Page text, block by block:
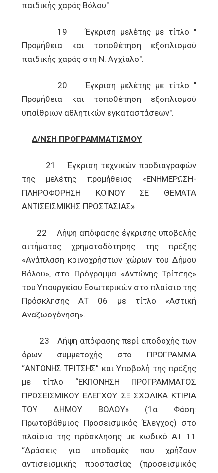
παιδικής χαράς Βόλου"
19 Έγκριση μελέτης με τίτλο "
Προμήθεια και τοποθέτηση εξοπλισμού
παιδικής χαράς στη Ν. Αγχίαλο".
20 Έγκριση μελέτης με τίτλο "
Προμήθεια και τοποθέτηση εξοπλισμού
υπαίθριων αθλητικών εγκαταστάσεων".
Δ/ΝΣΗ ΠΡΟΓΡΑΜΜΑΤΙΣΜΟΥ
21 Έγκριση τεχνικών προδιαγραφών
της μελέτης προμήθειας «ΕΝΗΜΕΡΩΣΗ-
ΠΛΗΡΟΦΟΡΗΣΗ ΚΟΙΝΟΥ ΣΕ ΘΕΜΑΤΑ
ΑΝΤΙΣΕΙΣΜΙΚΗΣ ΠΡΟΣΤΑΣΙΑΣ»
22 Λήψη απόφασης έγκρισης υποβολής
αιτήματος χρηματοδότησης της πράξης
«Ανάπλαση κοινοχρήστων χώρων του Δήμου
Βόλου», στο Πρόγραμμα «Αντώνης Τρίτσης»
του Υπουργείου Εσωτερικών στο πλαίσιο της
Πρόσκλησης ΑΤ 06 με τίτλο «Αστική
Αναζωογόνηση».
23 Λήψη απόφασης περί αποδοχής των
όρων συμμετοχής στο ΠΡΟΓΡΑΜΜΑ
“ΑΝΤΩΝΗΣ ΤΡΙΤΣΗΣ” και Υποβολή της πράξης
με τίτλο “ΕΚΠΟΝΗΣΗ ΠΡΟΓΡΑΜΜΑΤΟΣ
ΠΡΟΣΕΙΣΜΙΚΟΥ ΕΛΕΓΧΟΥ ΣΕ ΣΧΟΛΙΚΑ ΚΤΙΡΙΑ
ΤΟΥ ΔΗΜΟΥ ΒΟΛΟΥ» (1α Φάση:
Πρωτοβάθμιος Προσεισμικός Έλεγχος) στο
πλαίσιο της πρόσκλησης με κωδικό ΑΤ 11
“Δράσεις για υποδομές που χρήζουν
αντισεισμικής προστασίας (προσεισμικός